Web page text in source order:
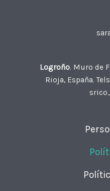
Logroño. Muro de
Rioja, España.